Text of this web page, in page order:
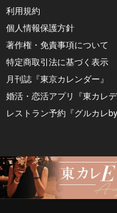
利用規約
個人情報保護方針
著作権・免責事項について
特定商取引法に基づく表示
月刊誌『東京カレンダー』
婚活・恋活アプリ『東カレデ
レストラン予約『グルカレ